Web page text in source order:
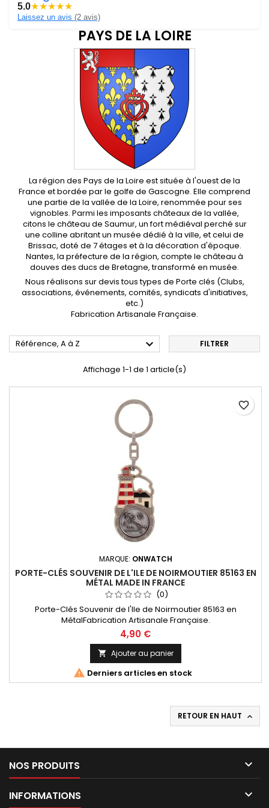
5.0★★★★★
Laissez un avis (2 avis)
PAYS DE LA LOIRE
La région des Pays de la Loire est située à l'ouest de la
France et bordée par le golfe de Gascogne. Elle comprend
une partie de la vallée de la Loire, renommée pour ses
vignobles. Parmi les imposants châteaux de la vallée,
citons le château de Saumur, un fort médiéval perché sur
une colline abritant un musée dédié à la ville, et celui de
Brissac, doté de 7 étages et à la décoration d'époque.
Nantes, la préfecture de la région, compte le château à
douves des ducs de Bretagne, transformé en musée.
Nous réalisons sur devis tous types de Porte clés (Clubs,
associations, événements, comités, syndicats d'initiatives,
etc.)
Fabrication Artisanale Française.
Référence, A à Z  FILTRER
Affichage 1-1 de 1 article(s)
MARQUE: ONWATCH
PORTE-CLÉS SOUVENIR DE L'ILE DE NOIRMOUTIER 85163 EN
MÉTAL MADE IN FRANCE
(0)
Porte-Clés Souvenir de l'Ile de Noirmoutier 85163 en
MétalFabrication Artisanale Française.
4,90 €
 Ajouter au panier
 Derniers articles en stock
favorite_border
RETOUR EN HAUT 
NOS PRODUITS 
INFORMATIONS 